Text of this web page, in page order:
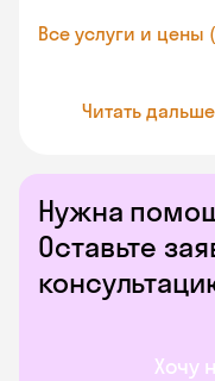
Нужна
Оставьте
Хочу
Все услуги и цены
Читать дальше